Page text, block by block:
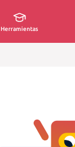
Herramientas